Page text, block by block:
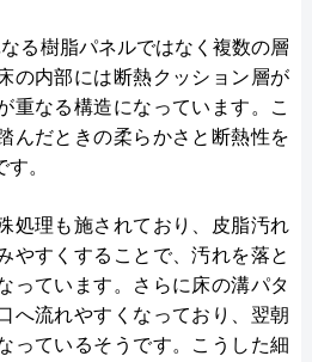
る樹脂パネルではなく複数の層
の内部には断熱クッション層が
重なる構造になっています。こ
んだときの柔らかさと断熱性を
。
処理も施されており、皮脂汚れ
やすくすることで、汚れを落と
っています。さらに床の溝パタ
へ流れやすくなっており、翌朝
っているそうです。こうした細